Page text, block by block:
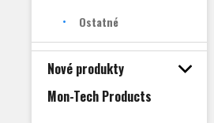
Ostatné
Nové produkty
Mon-Tech Products